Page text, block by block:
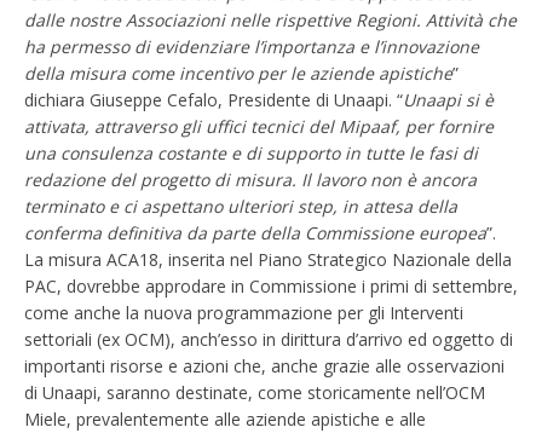
dalle nostre Associazioni nelle rispettive Regioni. Attività che
ha permesso di evidenziare l’importanza e l’innovazione
della misura come incentivo per le aziende apistiche”
dichiara Giuseppe Cefalo, Presidente di Unaapi. “Unaapi si è
attivata, attraverso gli uffici tecnici del Mipaaf, per fornire
una consulenza costante e di supporto in tutte le fasi di
redazione del progetto di misura. Il lavoro non è ancora
terminato e ci aspettano ulteriori step, in attesa della
conferma definitiva da parte della Commissione europea”.
La misura ACA18, inserita nel Piano Strategico Nazionale della
PAC, dovrebbe approdare in Commissione i primi di settembre,
come anche la nuova programmazione per gli Interventi
settoriali (ex OCM), anch’esso in dirittura d’arrivo ed oggetto di
importanti risorse e azioni che, anche grazie alle osservazioni
di Unaapi, saranno destinate, come storicamente nell’OCM
Miele, prevalentemente alle aziende apistiche e alle